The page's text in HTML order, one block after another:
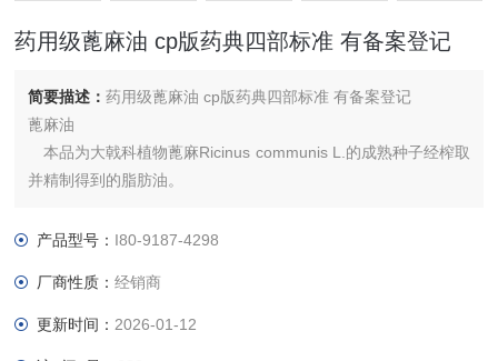
药用级蓖麻油 cp版药典四部标准 有备案登记
简要描述：药用级蓖麻油 cp版药典四部标准 有备案登记
蓖麻油
本品为大戟科植物蓖麻Ricinus communis L.的成熟种子经榨取
并精制得到的脂肪油。
微；味淡而后微辛。
任意混合。
产品型号： I80-9187-4298
厂商性质：经销商
更新时间： 2026-01-12